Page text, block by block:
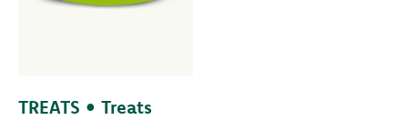
TREATS • Treats